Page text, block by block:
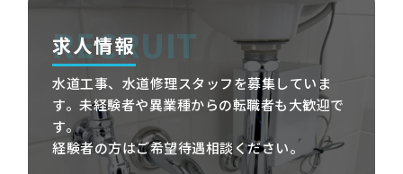
求人情報
RECRUIT
水道工事、水道修理スタッフを募集していま
す。未経験者や異業種からの転職者も大歓迎で
す。
経験者の方はご希望待遇相談ください。